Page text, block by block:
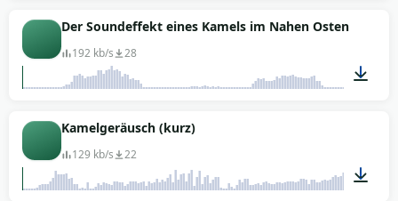
00:03
Der Soundeffekt eines Kamels im Nahen Osten
192 kb/s 28
Kamelgeräusch (kurz)
129 kb/s 22